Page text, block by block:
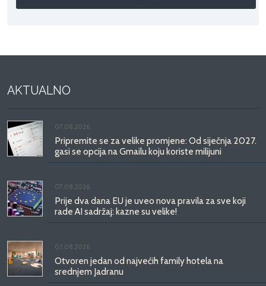
AKTUALNO
07.08.2026.
Pripremite se za velike promjene: Od siječnja 2027.
gasi se opcija na Gmailu koju koriste milijuni
07.08.2026.
Prije dva dana EU je uveo nova pravila za sve koji
rade AI sadržaj: kazne su velike!
03.08.2026.
Otvoren jedan od najvećih family hotela na
srednjem Jadranu